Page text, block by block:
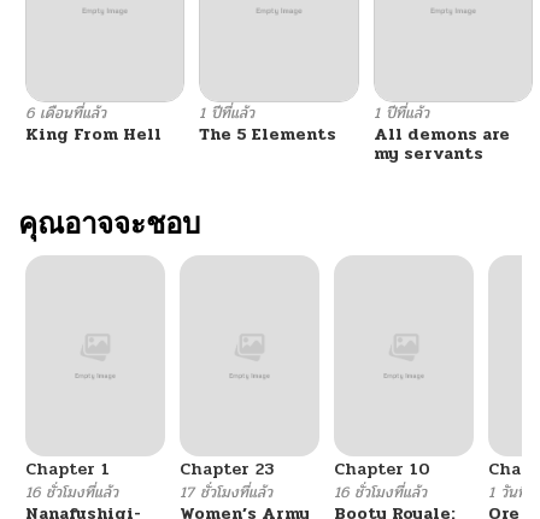
ตอนที่ 84 04/02/2025
ตอนที่ 83
ตอนที่ 82 04/02/2025
ตอนที่ 81
ตอนที่ 77 04/02/2025
6 เดือนที่แล้ว
King From Hell
1 ปีที่แล้ว
The 5 Elements
1 ปีที่แล้ว
All demons are
my servants
คุณอาจจะชอบ
Chapter 1
16 ชั่วโมงที่แล้ว
Nanafushigi-
Chapter 23
17 ชั่วโมงที่แล้ว
Women’s Army
Chapter 10
16 ชั่วโมงที่แล้ว
Booty Royale:
1 วันที่แ
Ore